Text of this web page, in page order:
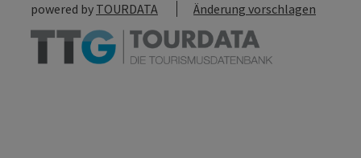
powered by TOURDATA Änderung vorschlagen